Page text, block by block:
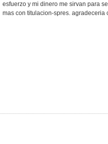
esfuerzo y mi dinero me sirvan para
mas con titulacion-spres.